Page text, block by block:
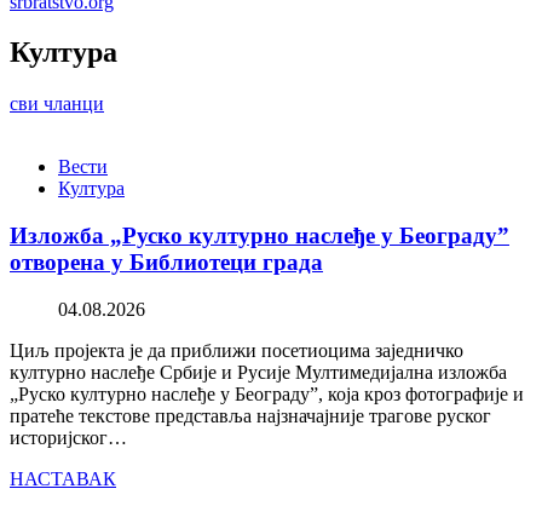
Култура
сви чланци
Вести
Култура
Изложба „Руско културно наслеђе у Београду”
отворена у Библиотеци града
04.08.2026
Циљ пројекта је да приближи посетиоцима заједничко
културно наслеђе Србије и Русије Мултимедијална изложба
„Руско културно наслеђе у Београду”, која кроз фотографије и
пратеће текстове представља најзначајније трагове руског
историјског…
НАСТАВАК